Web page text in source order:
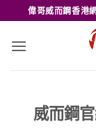
to
content
偉哥威而鋼香港
威而鋼